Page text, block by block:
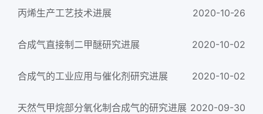
丙烯生产工艺技术进展 2020-10-26
合成气直接制二甲醚研究进展 2020-10-02
合成气的工业应用与催化剂研究进展 2020-10-02
天然气甲烷部分氧化制合成气的研究进展 2020-09-30